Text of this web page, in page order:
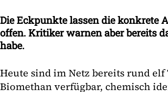
Die Eckpunkte lassen die konkrete
offen. Kritiker warnen aber bereits
habe.
Heute sind im Netz bereits rund
Biomethan verfügbar, chemisch